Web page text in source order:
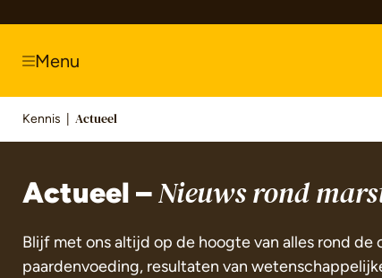
Zur Hauptnavigation springen
Menu
Kennis Actueel
Actueel –Nieuws rond
Blijf met ons altijd op de hoogte van alles rond
paardenvoeding, resultaten van